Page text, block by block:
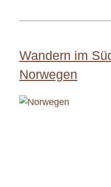
Wandern im
Norwegen